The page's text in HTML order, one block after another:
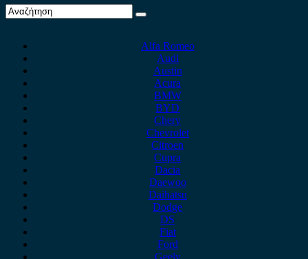
Alfa Romeo
Audi
Austin
Acura
BMW
BYD
Chery
Chevrolet
Citroen
Cupra
Dacia
Daewoo
Daihatsu
Dodge
DS
Fiat
Ford
Geely